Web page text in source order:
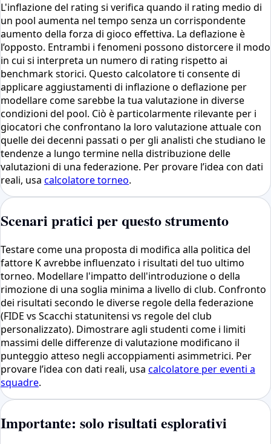
L'inflazione del rating si verifica quando il rating medio di
un pool aumenta nel tempo senza un corrispondente
aumento della forza di gioco effettiva. La deflazione è
l’opposto. Entrambi i fenomeni possono distorcere il modo
in cui si interpreta un numero di rating rispetto ai
benchmark storici. Questo calcolatore ti consente di
applicare aggiustamenti di inflazione o deflazione per
modellare come sarebbe la tua valutazione in diverse
condizioni del pool. Ciò è particolarmente rilevante per i
giocatori che confrontano la loro valutazione attuale con
quelle dei decenni passati o per gli analisti che studiano le
tendenze a lungo termine nella distribuzione delle
valutazioni di una federazione. Per provare l’idea con dati
reali, usa calcolatore torneo.
Scenari pratici per questo strumento
Testare come una proposta di modifica alla politica del
fattore K avrebbe influenzato i risultati del tuo ultimo
torneo. Modellare l'impatto dell'introduzione o della
rimozione di una soglia minima a livello di club. Confronto
dei risultati secondo le diverse regole della federazione
(FIDE vs Scacchi statunitensi vs regole del club
personalizzato). Dimostrare agli studenti come i limiti
massimi delle differenze di valutazione modificano il
punteggio atteso negli accoppiamenti asimmetrici. Per
provare l’idea con dati reali, usa calcolatore per eventi a
squadre.
Importante: solo risultati esplorativi